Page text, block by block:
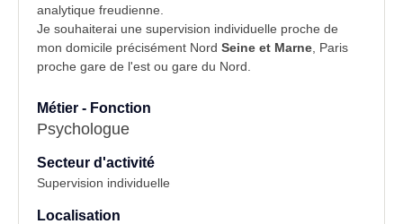
analytique freudienne.
Je souhaiterai une supervision individuelle proche de
mon domicile précisément Nord Seine et Marne , Paris
proche gare de l'est ou gare du Nord
Métier - Fonction
Psychologue
Secteur d'activité
Supervision individuelle
Localisation